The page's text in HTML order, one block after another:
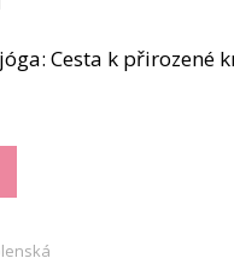
Cesta k přirozené